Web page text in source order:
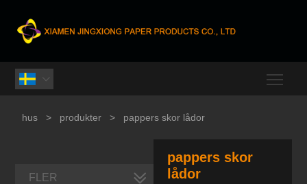

hus > produkter > pappers skor lådor
pappers skor
lådor
FLER